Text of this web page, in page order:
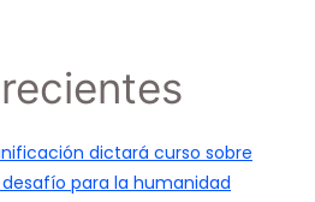
dictará curso sobre
para la humanidad